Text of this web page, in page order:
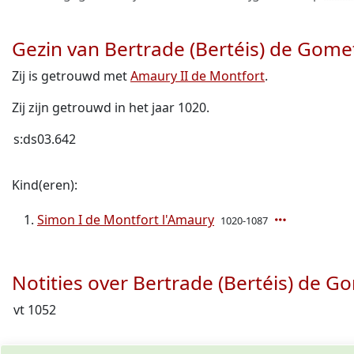
Gezin van Bertrade (Bertéis) de
Zij is getrouwd metAmaury II de Montfort.
Zij zijn getrouwd in het jaar 1020.
s:ds03.642
Kind(eren):
Simon I de Montfort l'Amaury 1020-1087
Notities over Bertrade (Bertéis) de
vt 1052